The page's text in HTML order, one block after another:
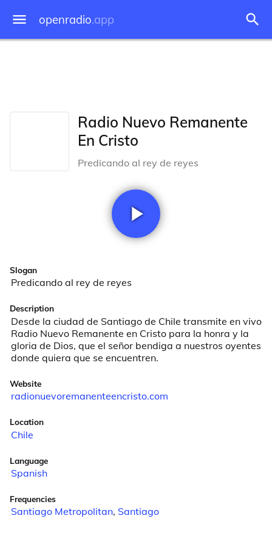
openradio.app
Radio Nuevo Remanente
En Cristo
Predicando al rey de reyes
Slogan
Predicando al rey de reyes
Description
Desde la ciudad de Santiago de Chile transmite en vivo
Radio Nuevo Remanente en Cristo para la honra y la
gloria de Dios, que el señor bendiga a nuestros oyentes
donde quiera que se encuentren.
Website
radionuevoremanenteencristo.com
Location
Chile
Language
Spanish
Frequencies
Santiago Metropolitan, Santiago